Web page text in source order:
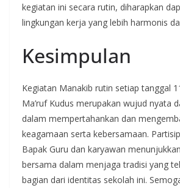
kegiatan ini secara rutin, diharapkan
lingkungan kerja yang lebih harmonis
Kesimpulan
Kegiatan Manakib rutin setiap tanggal
Ma’ruf Kudus merupakan wujud nyata
dalam mempertahankan dan
keagamaan serta kebersamaan.
Bapak Guru dan karyawan
bersama dalam menjaga tradisi yang
bagian dari identitas sekolah ini.